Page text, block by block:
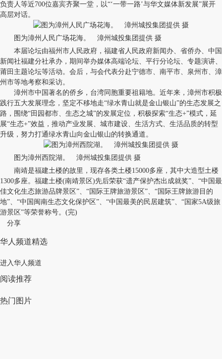
负责人等近700位嘉宾齐聚一堂，以“‘一带一路’与华文媒体新发展”展开
高层对话。
图为漳州人民广场花海。 漳州城投集团提供 摄
本届论坛由福州市人民政府，福建省人民政府新闻办、省侨办、中国
新闻社福建分社承办，期间举办媒体高端论坛、平行分论坛、专题演讲、
莆田主题论坛等活动。会后，与会代表分赴宁德市、南平市、泉州市、漳
州市等地考察和采访。
漳州市中国著名的侨乡，台湾同胞重要祖籍地。近年来，漳州市积极
践行五大发展理念，坚定不移地走“绿水青山就是金山银山”的生态发展之
路，围绕“田园都市、生态之城”的发展定位，积极探索“生态+”模式，延
展“生态+”效益，推动产业发展、城市建设、生活方式、生活品质的转型
升级，努力打通绿水青山向金山银山的转换通道。
图为漳州西院湖。 漳州城投集团提供 摄
南靖是福建土楼的故里，现存各类土楼15000多座，其中大造型土楼
1300多座。福建土楼(南靖景区)先后荣获“遗产保护杰出成就奖”、“中国最
佳文化生态旅游品牌景区”、“国际王牌旅游景区”、“国际王牌旅游目的
地”、“中国闽南生态文化保护区”、“中国最美的民居建筑”、“国家5A级旅
游景区”等荣誉称号。(完)
分享
华人频道精选
进入华人频道
阅读推荐
热门图片